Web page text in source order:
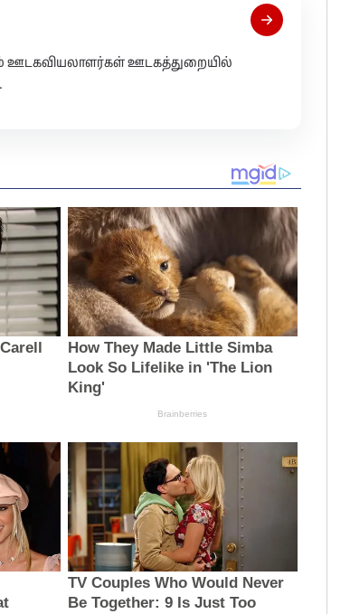
ஊடகவியலாளர்கள் ஊடகத்துறையில்